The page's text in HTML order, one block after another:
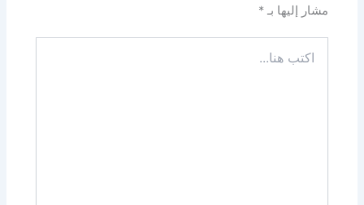
مشار إليها بـ*
هنا...